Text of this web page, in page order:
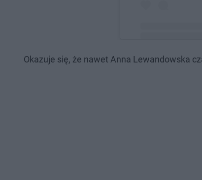
Post
Okazuje się, że nawet Anna Lewandowska